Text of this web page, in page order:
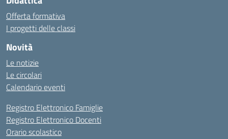
Offerta formativa
I progetti delle classi
Novità
Le notizie
Le circolari
Calendario eventi
Registro Elettronico Famiglie
Registro Elettronico Docenti
Orario scolastico